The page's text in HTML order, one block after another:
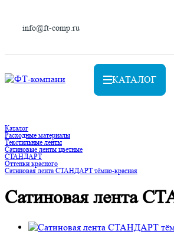
info@ft-comp.ru
КАТАЛОГ
Каталог
Расходные материалы
Текстильные ленты
Сатиновые ленты цветные
СТАНДАРТ
Оттенки красного
Сатиновая лента СТАНДАРТ тёмно-красная
Сатиновая лента